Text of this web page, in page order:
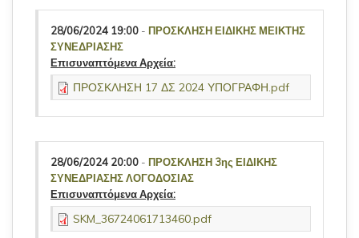
28/06/2024 19:00 - ΠΡΟΣΚΛΗΣΗ ΕΙΔΙΚΗΣ ΜΕΙΚΤΗΣ
ΣΥΝΕΔΡΙΑΣΗΣ
Επισυναπτόμενα Αρχεία:
ΠΡΟΣΚΛΗΣΗ 17 ΔΣ 2024 ΥΠΟΓΡΑΦΗ.pdf
28/06/2024 20:00 - ΠΡΟΣΚΛΗΣΗ 3ης ΕΙΔΙΚΗΣ
ΣΥΝΕΔΡΙΑΣΗΣ ΛΟΓΟΔΟΣΙΑΣ
Επισυναπτόμενα Αρχεία:
SKM_36724061713460.pdf